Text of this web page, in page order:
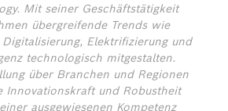
Mit seiner Geschäftstätigkeit
übergreifende Trends wie
Elektrifizierung und
technologisch mitgestalten.
über Branchen und Regionen
Innovationskraft und Robustheit
ausgewiesenen Kompetenz